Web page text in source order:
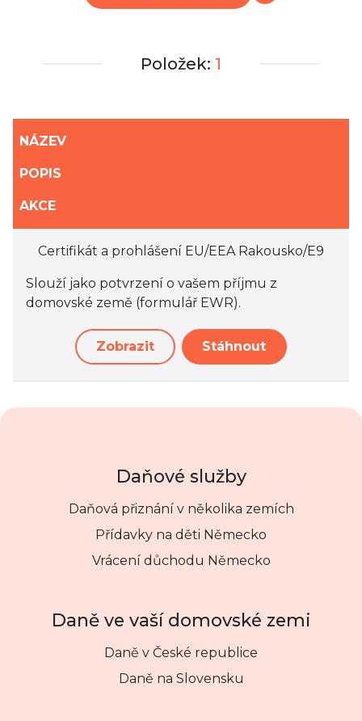
Položek: 1
NÁZEV
POPIS
AKCE
Certifikát a prohlášení EU/EEA Rakousko/E9
Slouží jako potvrzení o vašem příjmu z
domovské země (formulář EWR).
Zobrazit Stáhnout
Daňové služby
Daňová přiznání v několika zemích
Přídavky na děti Německo
Vrácení důchodu Německo
Daně ve vaší domovské zemi
Daně v České republice
Daně na Slovensku